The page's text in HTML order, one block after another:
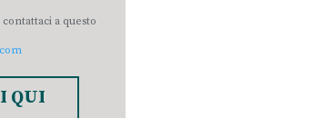
a questo
QUI